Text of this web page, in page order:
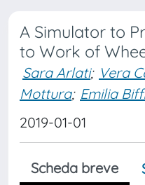
A Simulator to
to Work of
Sara Arlati; Vera
Mottura; Emilia
2019-01-01
Scheda breve